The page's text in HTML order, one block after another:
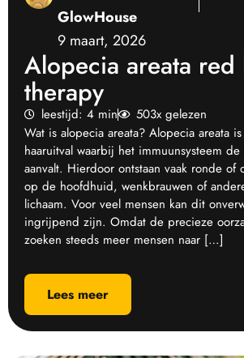
GlowHouse
9 maart, 2026
Alopecia areata
therapy
leestijd: 4 min
503x gelezen
Wat is alopecia areata? Alopecia areata
haaruitval waarbij het immuunsysteem de
aanvalt. Hierdoor ontstaan vaak ronde of
op de hoofdhuid, wenkbrauwen of
lichaam. Voor veel mensen kan dit
ingrijpend zijn. Omdat de precieze
zoeken steeds meer mensen naar […]
Lees meer